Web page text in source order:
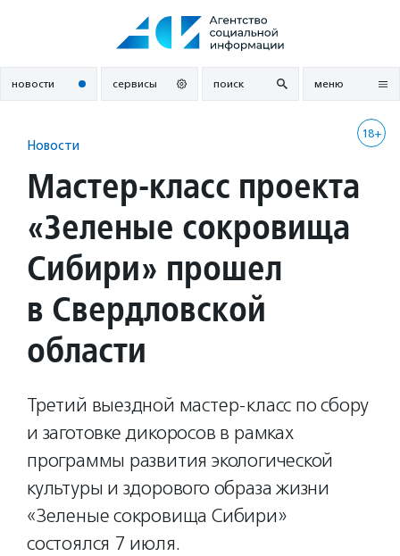
новости сервисы поиск меню
18+
Новости
Мастер-класс проекта
«Зеленые сокровища
Сибири» прошел
в Свердловской
области
Третий выездной мастер-класс по сбору
и заготовке дикоросов в рамках
программы развития экологической
культуры и здорового образа жизни
«Зеленые сокровища Сибири»
состоялся 7 июля.